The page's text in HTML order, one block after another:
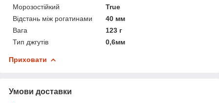
Морозостійкий
True
Відстань між рогатинами
40 мм
Вага
123 г
Тип джгутів
0,6мм
Приховати
Умови доставки